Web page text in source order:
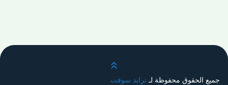
قم بالتمرير لأعلى
جميع الحقوق محفوظة لـترايد سوفت